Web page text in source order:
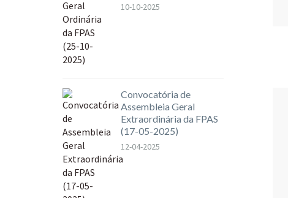
10-10-2025
Convocatória de
Assembleia Geral
Extraordinária da FPAS
(17-05-2025)
12-04-2025